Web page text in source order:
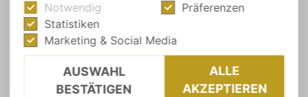
Wir freuen uns, dass Sie Ihren Aufenthalt im
Wiesnerhof planen.
Hierbuchen Sie direktbeim Hotel – mit
persönlicher Betreuung und
Bestpreisgarantie.
Notwendig
Präferenzen
Statistiken
Marketing & Social Media
AUSWAHL
BESTÄTIGEN
ALLE
AKZEPTIEREN